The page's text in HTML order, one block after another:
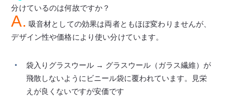
分けているのは何故ですか？
A. 吸音材としての効果は両者ともほぼ変わりませんが、
デザイン性や価格により使い分けています。
袋入りグラスウール → グラスウール（ガラス繊維）が
飛散しないようにビニール袋に覆われています。見栄
えが良くないですが安価です